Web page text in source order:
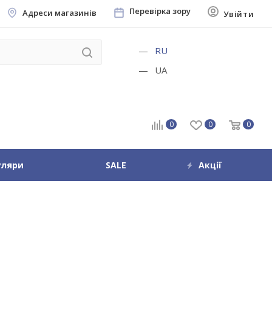
Адреси магазинів Перевірка зору Увійти
RU
UA
0 0 0
SALE Акції